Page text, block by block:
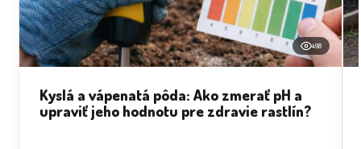
498
Kyslá a vápenatá pôda: Ako zmerať pH a
upraviť jeho hodnotu pre zdravie rastlín?